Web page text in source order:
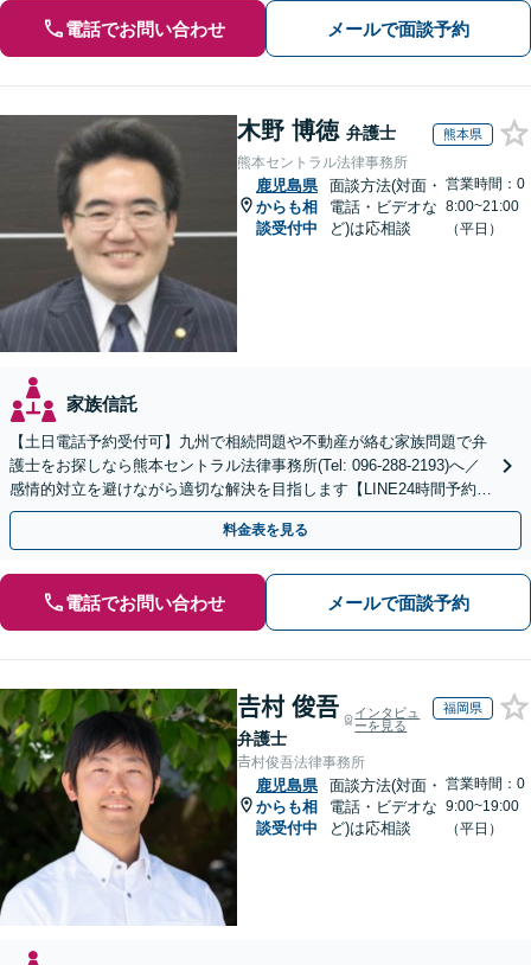
電話でお問い合わせ メールで面談予約
木野 博徳 弁護士 熊本県
熊本セントラル法律事務所
鹿児島県
からも相
談受付中
面談方法(対面・
電話・ビデオな
ど)は応相談
営業時間：0
8:00~21:00
（平日）
家族信託
【土日電話予約受付可】九州で相続問題や不動産が絡む家族問題で弁
護士をお探しなら熊本セントラル法律事務所(Tel: 096-288-2193)へ／
感情的対立を避けながら適切な解決を目指します【LINE24時間予約受
付可】【休日・夜間相談可】
料金表を見る
電話でお問い合わせ メールで面談予約
𠮷村 俊吾
弁護士
インタビュ
ーを見る
福岡県
𠮷村俊吾法律事務所
鹿児島県
からも相
談受付中
面談方法(対面・
電話・ビデオな
ど)は応相談
営業時間：0
9:00~19:00
（平日）